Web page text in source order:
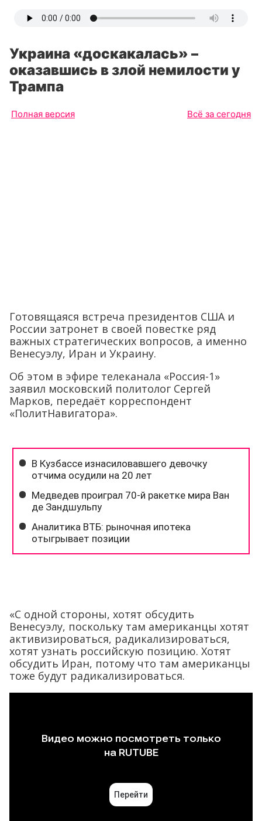
Украина «доскакалась» –
оказавшись в злой немилости у
Трампа
Полная версия Всё за сегодня
Готовящаяся встреча президентов США и
России затронет в своей повестке ряд
важных стратегических вопросов, а именно
Венесуэлу, Иран и Украину.
Об этом в эфире телеканала «Россия-1»
заявил московский политолог Сергей
Марков, передаёт корреспондент
«ПолитНавигатора».
«С одной стороны, хотят обсудить
Венесуэлу, поскольку там американцы хотят
активизироваться, радикализироваться,
хотят узнать российскую позицию. Хотят
обсудить Иран, потому что там американцы
тоже будут радикализироваться.